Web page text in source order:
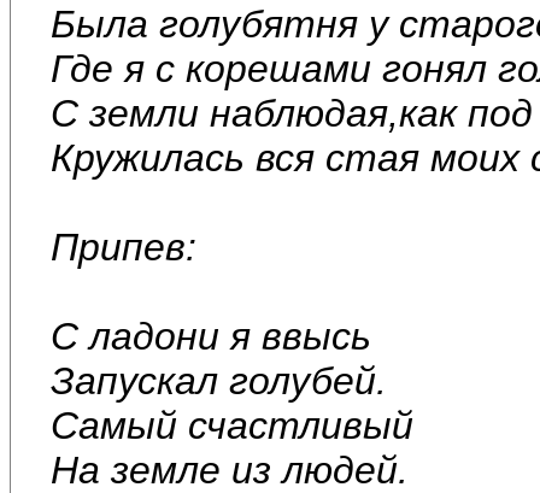
Была голубятня у
Где я с корешами гонял
С земли наблюдая,как
Кружилась вся стая моих
Припев:
С ладони я ввысь
Запускал голубей.
Самый счастливый
На земле из людей.